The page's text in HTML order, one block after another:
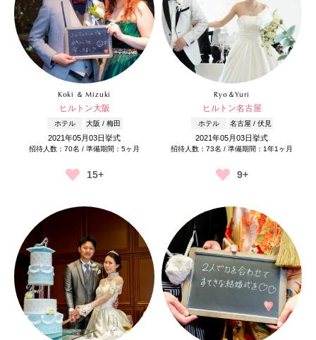
Koki ＆ Mizuki
ヒルトン大阪
ホテル 大阪 / 梅田
2021年05月03日挙式
招待人数：70名 / 準備期間：5ヶ月
15+
Ryo＆Yuri
ヒルトン名古屋
ホテル 名古屋 / 伏見
2021年05月03日挙式
招待人数：73名 / 準備期間：1年1ヶ月
9+